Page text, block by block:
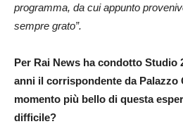
programma, da cui appunto
sempre grato”.
Per Rai News ha condotto Studio
anni il corrispondente da Palazzo
momento più bello di questa
difficile?